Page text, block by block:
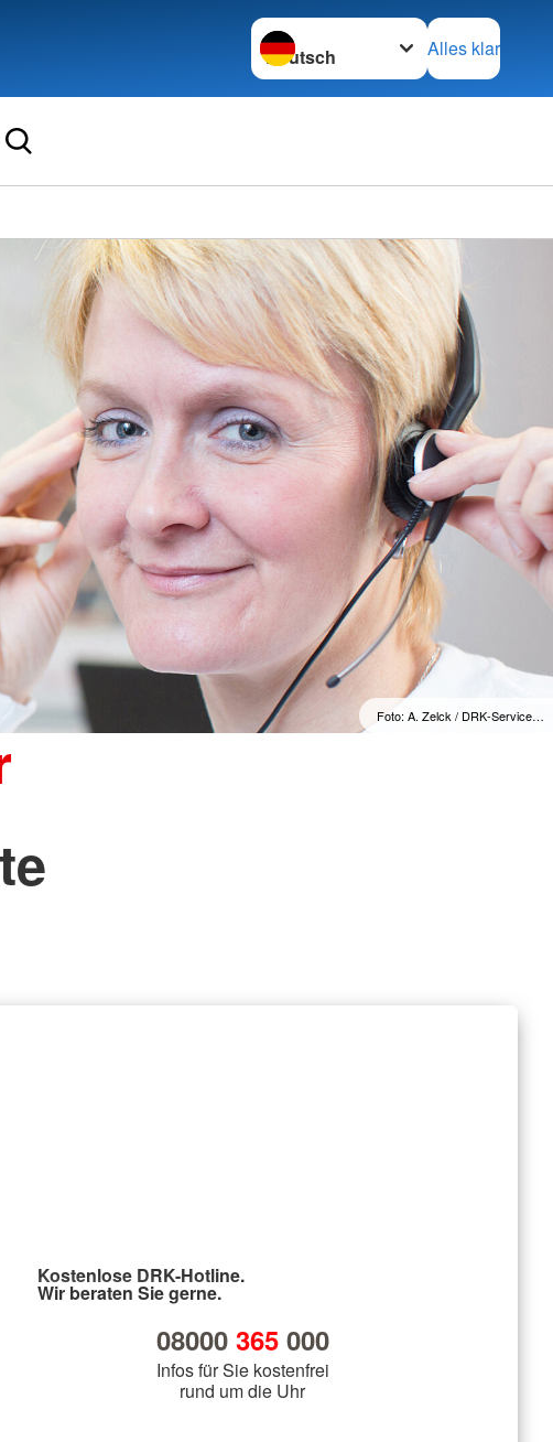
Sprache wechseln zu
Alles klar
Foto: A. Zelck / DRK-Service…
Kostenlose DRK-Hotline.
Wir beraten Sie gerne.
08000 365000
Infos für Sie kostenfrei
rund um die Uhr